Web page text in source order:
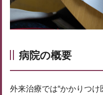
病院の概要
外来治療では“かかりつ